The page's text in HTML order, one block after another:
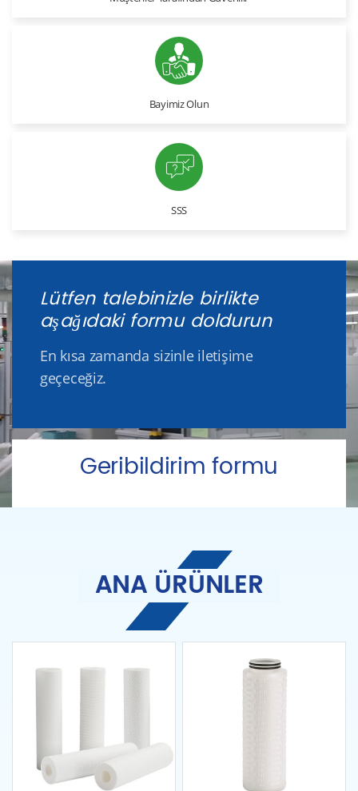
Bayimiz Olun
SSS
Lütfen talebinizle birlikte
aşağıdaki formu doldurun
En kısa zamanda sizinle iletişime
geçeceğiz.
Geribildirim formu
ANA ÜRÜNLER